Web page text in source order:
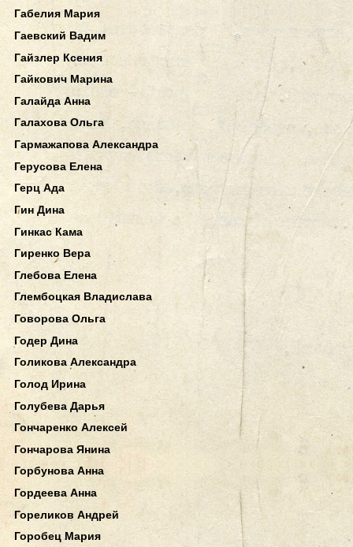
Габелия Мария
Гаевский Вадим
Гайзлер Ксения
Гайкович Марина
Галайда Анна
Галахова Ольга
Гармажапова Александра
Герусова Елена
Герц Ада
Гин Дина
Гинкас Кама
Гиренко Вера
Глебова Елена
Глембоцкая Владислава
Говорова Ольга
Годер Дина
Голикова Александра
Голод Ирина
Голубева Дарья
Гончаренко Алексей
Гончарова Янина
Горбунова Анна
Гордеева Анна
Гореликов Андрей
Горобец Мария